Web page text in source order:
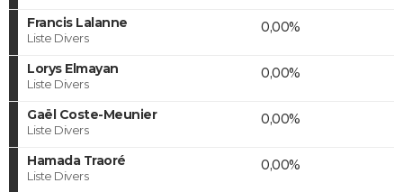
Francis Lalanne
Liste Divers
0,00%
Lorys Elmayan
Liste Divers
0,00%
Gaël Coste-Meunier
Liste Divers
0,00%
Hamada Traoré
Liste Divers
0,00%